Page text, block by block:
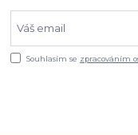
Souhlasím se zpracováním